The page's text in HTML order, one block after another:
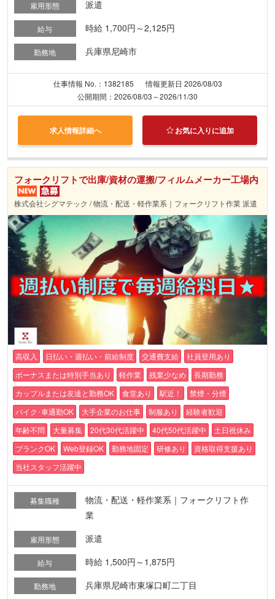
雇用形態 派遣
給与 時給 1,700円～2,125円
勤務地 兵庫県尼崎市
仕事情報 No.：1382185
情報更新日 2026/08/03
公開期間：2026/08/03～2026/11/30
求人情報詳細へ お気に入りに追加
フォークリフトで出庫/資材の運搬/フィルムメーカー工場内
株式会社シグマテック / 物流・配送・軽作業系｜フォークリフト作業 派遣
高収入 日払い・週払い・前給制度 交通費支給
社員登用あり
ボーナスまたは特別手当あり
軽作業 残業少なめ
長期勤務
カップルまたは友達と勤務OK
食堂あり 駅近！
禁煙・分煙
バイク･車通勤OK
大手企業のお仕事 制服あり
経験者歓迎
年齢不問
大量募集 20代30代活躍中 40代50代活躍中
土日祝休み
ブランクOK
Web登録OK 勤務地固定 研修あり
資格取得支援あり
当社スタッフ活躍中
募集職種
物流・配送・軽作業系｜フォークリフト作
業
雇用形態 派遣
給与 時給 1,500円～1,875円
勤務地 兵庫県尼崎市東塚口町二丁目